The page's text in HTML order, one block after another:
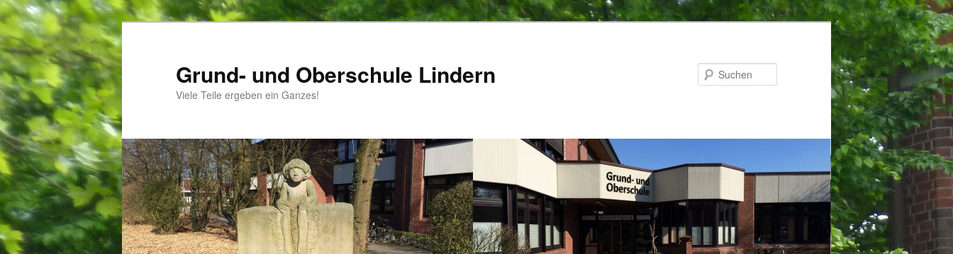
Zum
Inhalt
wechseln
Zum
sekundären
Inhalt
wechseln
Grund- und Oberschule Lindern
Viele Teile ergeben ein Ganzes!